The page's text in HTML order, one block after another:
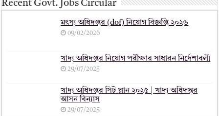
Recent Govt. Jobs Circular
মৎস্য অধিদপ্তর (dof) নিয়োগ বিজ্ঞপ্তি ২০২৬
09/02/2026
খাদ্য অধিদপ্তর নিয়োগ পরীক্ষার সাধারন নির্দেশাবলী
29/07/2025
খাদ্য অধিদপ্তর সিট প্লান ২০২৫ | খাদ্য অধিদপ্তর
আসন বিন্যাস
29/07/2025